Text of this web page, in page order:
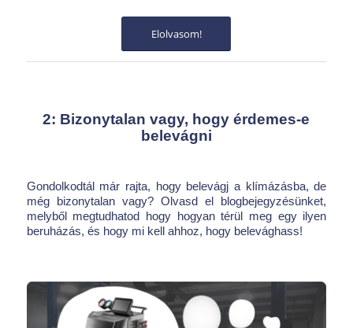
Elolvasom!
2: Bizonytalan vagy, hogy érdemes-e
belevágni
Gondolkodtál már rajta, hogy belevágj a klímázásba, de
még bizonytalan vagy? Olvasd el blogbejegyzésünket,
melyből megtudhatod hogy hogyan térül meg egy ilyen
beruházás, és hogy mi kell ahhoz, hogy belevághass!